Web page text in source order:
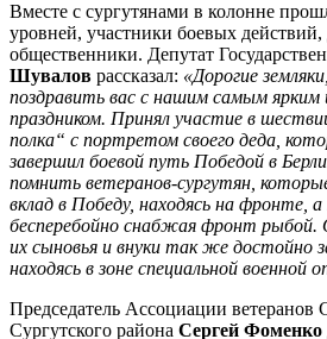
Вместе с сургутянами в колонне
уровней, участники боевых
общественники. Депутат
Шувалов рассказал: «Дорогие
поздравить вас с нашим самым
праздником. Принял участие в
полка“ с портретом своего деда,
завершил боевой путь Победой в
помнить ветеранов-сургутян,
вклад в Победу, находясь на фронте,
бесперебойно снабжая фронт рыбой.
их сыновья и внуки так же достойно
находясь в зоне специальной военной
Председатель Ассоциации
Сургутского района Сергей Фоменко